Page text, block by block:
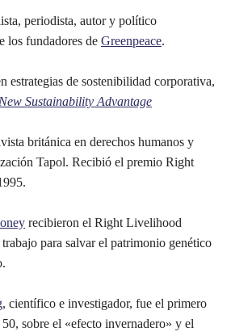
periodista, autor y político
los fundadores de Greenpeace.
estrategias de sostenibilidad corporativa,
Sustainability Advantage
británica en derechos humanos y
Tapol. Recibió el premio Right
recibieron el Right Livelihood
para salvar el patrimonio genético
, científico e investigador, fue el primero
sobre el «efecto invernadero» y el